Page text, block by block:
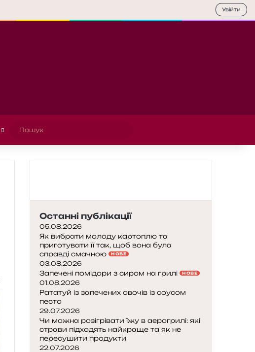
Останні публікації
05.08.2026
Як вибрати молоду картоплю та
приготувати її так, щоб вона була
справді смачною
НОВЕ
03.08.2026
Запечені помідори з сиром на грилі НОВЕ
01.08.2026
Рататуй із запечених овочів із соусом
песто
29.07.2026
Чи можна розігрівати їжу в аерогрилі: які
страви підходять найкраще та як не
пересушити продукти
22.07.2026
Увійти